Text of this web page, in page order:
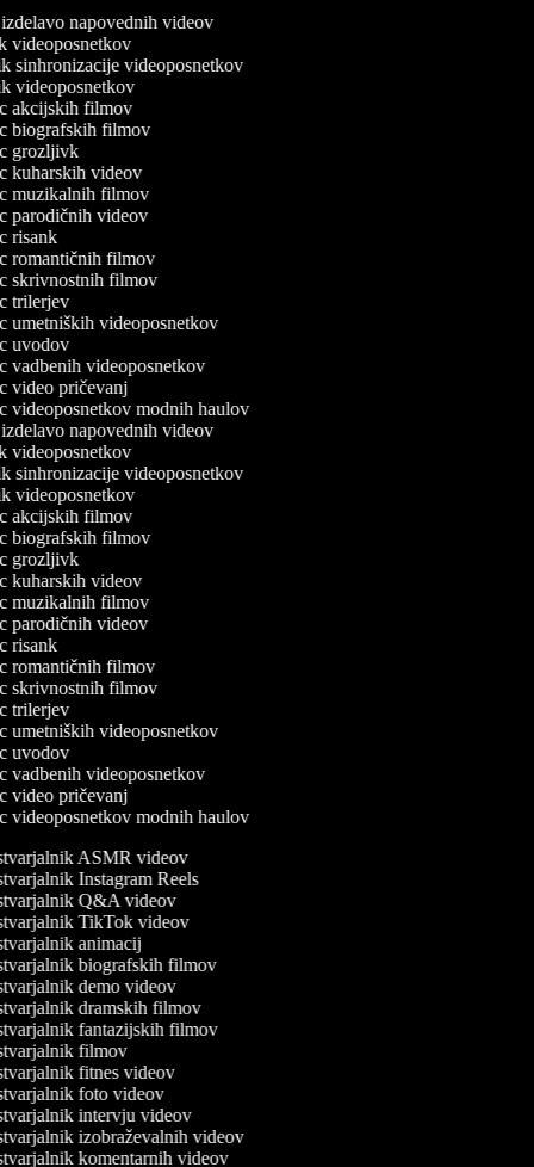
izdelavo napovednih videov
videoposnetkov
sinhronizacije videoposnetkov
videoposnetkov
akcijskih filmov
biografskih filmov
grozljivk
kuharskih videov
muzikalnih filmov
parodičnih videov
risank
romantičnih filmov
skrivnostnih filmov
trilerjev
umetniških videoposnetkov
uvodov
vadbenih videoposnetkov
video pričevanj
videoposnetkov modnih haulov
izdelavo napovednih videov
videoposnetkov
sinhronizacije videoposnetkov
videoposnetkov
akcijskih filmov
biografskih filmov
grozljivk
kuharskih videov
muzikalnih filmov
parodičnih videov
risank
romantičnih filmov
skrivnostnih filmov
trilerjev
umetniških videoposnetkov
uvodov
vadbenih videoposnetkov
video pričevanj
videoposnetkov modnih haulov
ASMR videov
Instagram Reels
Q&A videov
TikTok videov
animacij
biografskih filmov
demo videov
dramskih filmov
fantazijskih filmov
filmov
fitnes videov
foto videov
intervju videov
izobraževalnih videov
komentarnih videov